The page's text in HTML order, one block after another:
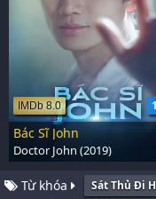
IMDb 8.0
Bác Sĩ John
Doctor John (2019)
Từ khóa Sát Thủ Đi